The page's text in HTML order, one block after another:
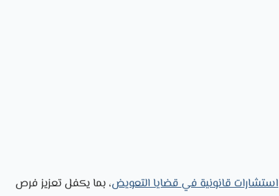
استشارات قانونية في قضايا التعويض، بما يكفل تعزيز فرص